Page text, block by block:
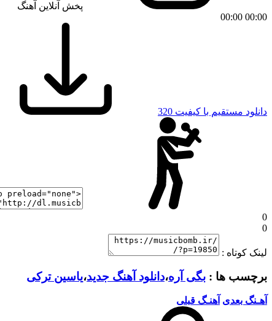
پخش آنلاین آهنگ
00:00
00:00
دانلود مستقیم با کیفیت 320
0
0
لینک کوتاه :
برچسب ها : بگی آره،دانلود آهنگ جدید،یاسین ترکی
آهـنگ بعدی آهنـگ قبلی